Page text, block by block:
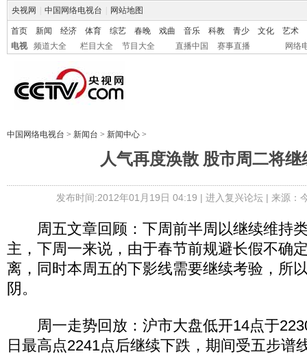
央视网 中国网络电视台 网站地图
首页 新闻 经济 体育 综艺 春晚 戏曲 音乐 科教 青少 文化
艺术
电视
频道大全 栏目大全 节目大全 直播中国 赛事直播 网络
中国网络电视台 > 新闻台 > 新闻中心 >
人气再度涣散 股市周二将继
发布时间:2012年01月19日 04:19 | 进入复兴论坛| 来源：
周五文章回顾：下周前半周以继续维持
主，下周一来说，由于春节前规避长假不确
离，同时本周五的下影线需要继续考验，所
阴。
周一走势回放：沪市大盘低开14点于
日最高点2241点后继续下跌，期间受五步谱